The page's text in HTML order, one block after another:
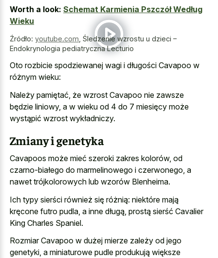
Worth a look: Schemat Karmienia Pszczół Według
Wieku
Źródło: youtube.com Śledzenie wzrostu u dzieci –
Endokrynologia pediatryczna Lecturio
Oto rozbicie spodziewanej wagi i długości Cavapoo w
różnym wieku:
Należy pamiętać, że wzrost Cavapoo nie zawsze
będzie liniowy, a w wieku od 4 do 7 miesięcy może
wystąpić wzrost wykładniczy.
Zmiany i genetyka
Cavapoos może mieć szeroki zakres kolorów, od
czarno-białego do marmelinowego i czerwonego, a
nawet trójkolorowych lub wzorów Blenheima.
Ich typy sierści również się różnią: niektóre mają
kręcone futro pudla, a inne długą, prostą sierść Cavalier
King Charles Spaniel.
Rozmiar Cavapoo w dużej mierze zależy od jego
genetyki, a miniaturowe pudle produkują większe